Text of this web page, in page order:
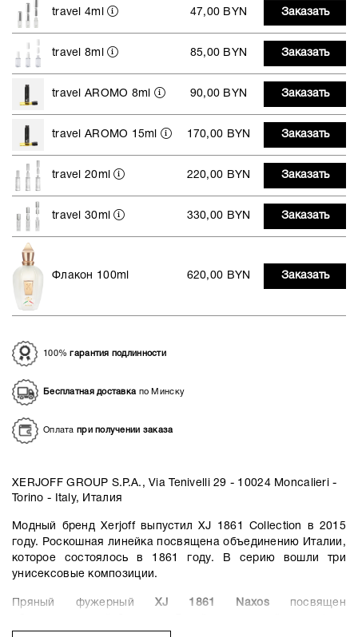
travel 4ml 47,00 BYN Заказать
travel 8ml 85,00 BYN Заказать
travel AROMO 8ml 90,00 BYN Заказать
travel AROMO 15ml 170,00 BYN Заказать
travel 20ml 220,00 BYN Заказать
travel 30ml 330,00 BYN Заказать
Флакон 100ml 620,00 BYN Заказать
100%гарантия подлинности
Бесплатная доставкапо Минску
Оплата при получении заказа
XERJOFF GROUP S.P.A., Via Tenivelli 29 - 10024 Moncalieri -
Torino - Italy, Италия
Модный бренд Xerjoff выпустил XJ 1861 Collection в 2015
году. Роскошная линейка посвящена объединению Италии,
которое состоялось в 1861 году. В серию вошли три
унисексовые композиции.
Пряный фужерный XJ 1861 Naxosпосвящен
очаровывает выразительным средиземноморским